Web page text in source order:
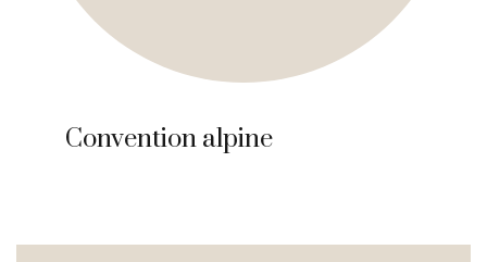
Convention alpine